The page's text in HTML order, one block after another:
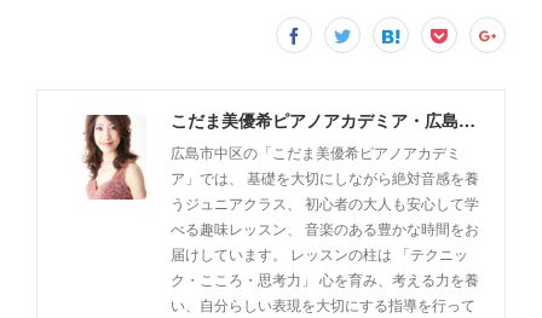
こだま美優希ピアノアカデミア・広島市中区
広島市中区の「こだま美優希ピアノアカデミ
ア」では、 基礎を大切にしながら絶対音感を養
うジュニアクラス、 初心者の大人も安心して学
べる趣味レッスン、 音楽のある豊かな時間をお
届けしています。 レッスンの柱は 「テクニッ
ク・こころ・思考力」 心を育み、考える力を養
い、自分らしい表現を大切にする指導を行って